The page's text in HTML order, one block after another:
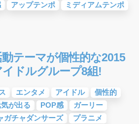
アップテンポ
ミディアムテンポ
テーマが個性的な2015
ドルグループ8組!
エンタメ アイドル
個性的
が出る POP感
ガーリー
ガチャダンサーズ
プラニメ